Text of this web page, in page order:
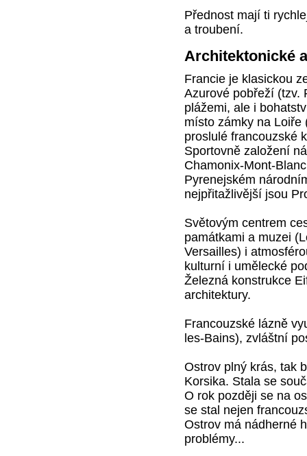
Přednost mají ti
a troubení.
Architektonické
Francie je klasickou
Azurové pobřeží (tzv.
plážemi, ale i
místo zámky na Loiře
proslulé francouzské
Sportovně založení
Chamonix-Mont-
Pyrenejském
nejpřitažlivější jsou
Světovým centrem
památkami a muzei
Versailles) i
kulturní i umělecké
Železná konstrukce
architektury.
Francouzské lázně
les-Bains), zvláštní
Ostrov plný krás, tak
Korsika. Stala se
O rok později se na
se stal nejen
Ostrov má nádherné
problémy...